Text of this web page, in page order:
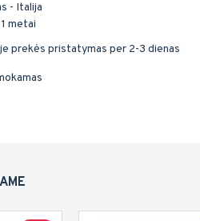
- Italija
metai
prekės pristatymas per 2-3 dienas